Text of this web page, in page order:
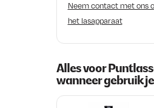
Neem contact met ons
het lasapparaat
Alles voor
wanneer gebruik